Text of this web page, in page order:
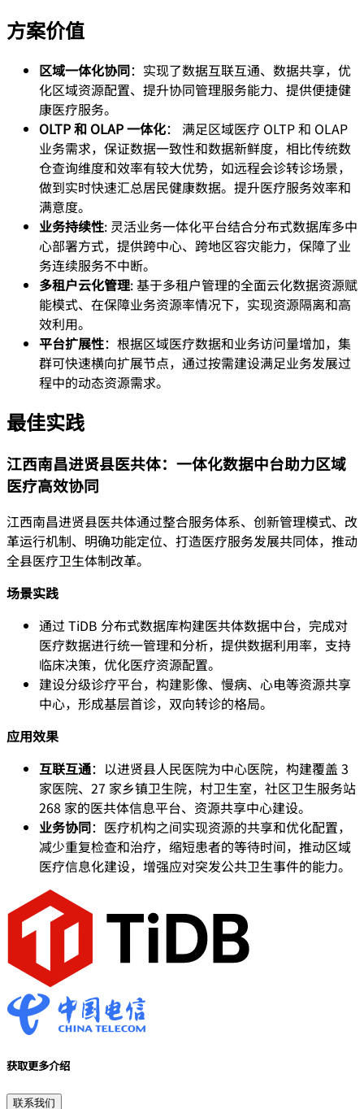
方案价值
区域一体化协同：实现了数据互联互通、数据共享，优
化区域资源配置、提升协同管理服务能力、提供便捷健
康医疗服务。
OLTP 和 OLAP 一体化： 满足区域医疗 OLTP 和 OLAP
业务需求，保证数据一致性和数据新鲜度，相比传统数
仓查询维度和效率有较大优势，如远程会诊转诊场景，
做到实时快速汇总居民健康数据。提升医疗服务效率和
满意度。
业务持续性: 灵活业务一体化平台结合分布式数据库多中
心部署方式，提供跨中心、跨地区容灾能力，保障了业
务连续服务不中断。
多租户云化管理: 基于多租户管理的全面云化数据资源赋
能模式、在保障业务资源率情况下，实现资源隔离和高
效利用。
平台扩展性：根据区域医疗数据和业务访问量增加，集
群可快速横向扩展节点，通过按需建设满足业务发展过
程中的动态资源需求。
最佳实践
江西南昌进贤县医共体：一体化数据中台助力区域
医疗高效协同
江西南昌进贤县医共体通过整合服务体系、创新管理模式、改
革运行机制、明确功能定位、打造医疗服务发展共同体，推动
全县医疗卫生体制改革。
场景实践
通过 TiDB 分布式数据库构建医共体数据中台，完成对
医疗数据进行统一管理和分析，提供数据利用率，支持
临床决策，优化医疗资源配置。
建设分级诊疗平台，构建影像、慢病、心电等资源共享
中心，形成基层首诊，双向转诊的格局。
应用效果
互联互通：以进贤县人民医院为中心医院，构建覆盖 3
家医院、27 家乡镇卫生院，村卫生室，社区卫生服务站
268 家的医共体信息平台、资源共享中心建设。
业务协同：医疗机构之间实现资源的共享和优化配置，
减少重复检查和治疗，缩短患者的等待时间，推动区域
医疗信息化建设，增强应对突发公共卫生事件的能力。
获取更多介绍
联系我们